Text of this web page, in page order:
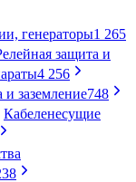
генераторы1 265
защита и
4 256
заземление748
Кабеленесущие